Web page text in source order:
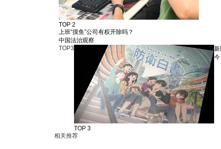
TOP 2
上班“摸鱼”公司有权开除吗？
中国法治观察
TOP3
TOP 3
相关推荐